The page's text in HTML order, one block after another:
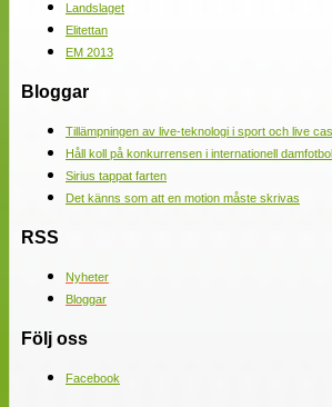
Landslaget
Elitettan
EM 2013
Bloggar
Tillämpningen av live-teknologi i sport och live
Håll koll på konkurrensen i internationell damfotboll
Sirius tappat farten
Det känns som att en motion måste skrivas
RSS
Nyheter
Bloggar
Följ oss
Facebook